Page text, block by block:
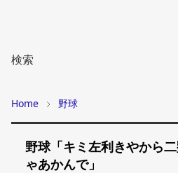
検索
Home 野球
野球「キミ左利きやから
ゃあかんで」